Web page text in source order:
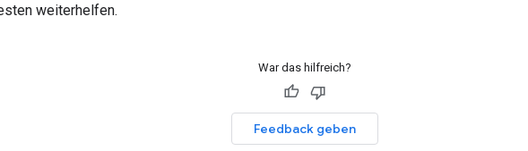
weiterhelfen.
War das hilfreich?
Feedback geben